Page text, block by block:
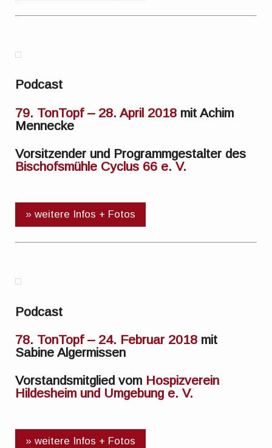
Podcast
79. TonTopf – 28. April 2018 mit Achim
Mennecke
Vorsitzender und Programmgestalter des
Bischofsmühle Cyclus 66 e. V.
» weitere Infos + Fotos
Podcast
78. TonTopf – 24. Februar 2018 mit
Sabine Algermissen
Vorstandsmitglied vom Hospizverein
Hildesheim und Umgebung e. V.
» weitere Infos + Fotos